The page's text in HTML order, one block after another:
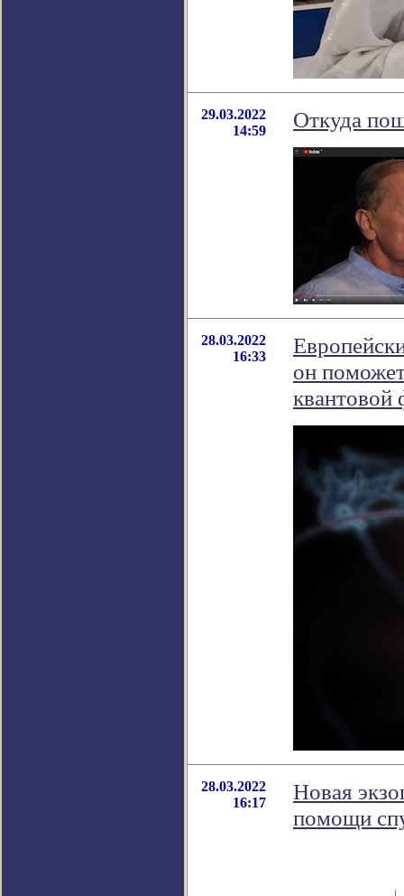
29.03.2022
14:59
Откуда
28.03.2022
16:33
он
квантовой
28.03.2022
16:17
Новая
помощи